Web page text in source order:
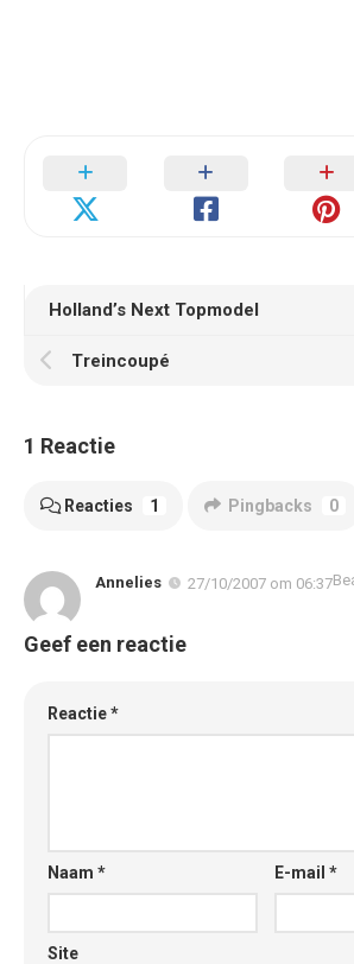
Holland’s Next Topmodel
Treincoupé
1 Reactie
Reacties 1 Pingbacks 0
Annelies 27/10/2007 om 06:37
Geef een reactie
Reactie*
Naam * E-mail*
Site